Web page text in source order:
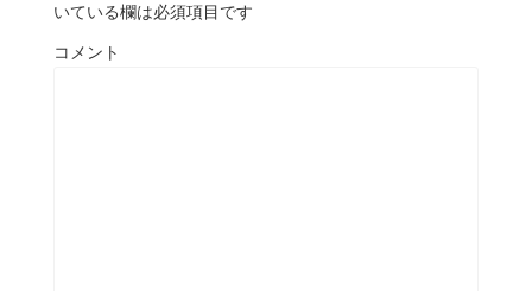
いている欄は必須項目です
コメント